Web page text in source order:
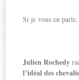
Si je vous en
Julien Rochedy
l’idéal des